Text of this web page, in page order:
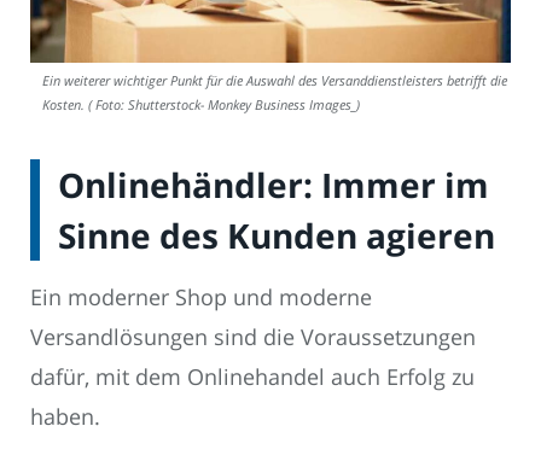
Ein weiterer wichtiger Punkt für die Auswahl des Versanddienstleisters betrifft die
Kosten. ( Foto: Shutterstock- Monkey Business Images_)
Onlinehändler: Immer im
Sinne des Kunden agieren
Ein moderner Shop und moderne
Versandlösungen sind die Voraussetzungen
dafür, mit dem Onlinehandel auch Erfolg zu
haben.